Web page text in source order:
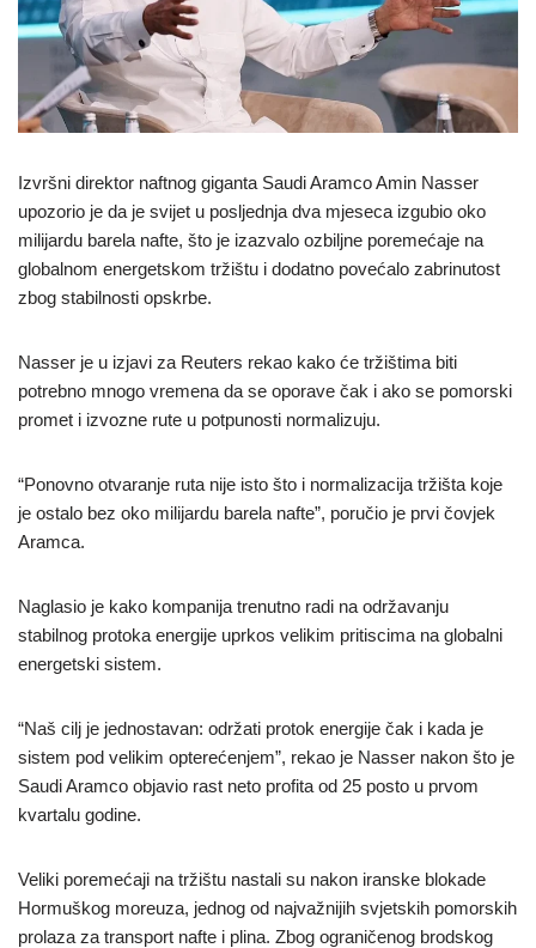
Izvršni direktor naftnog giganta Saudi Aramco Amin Nasser
upozorio je da je svijet u posljednja dva mjeseca izgubio oko
milijardu barela nafte, što je izazvalo ozbiljne poremećaje na
globalnom energetskom tržištu i dodatno povećalo zabrinutost
zbog stabilnosti opskrbe.
Nasser je u izjavi za Reuters rekao kako će tržištima biti
potrebno mnogo vremena da se oporave čak i ako se pomorski
promet i izvozne rute u potpunosti normalizuju.
“Ponovno otvaranje ruta nije isto što i normalizacija tržišta koje
je ostalo bez oko milijardu barela nafte”, poručio je prvi čovjek
Aramca.
Naglasio je kako kompanija trenutno radi na održavanju
stabilnog protoka energije uprkos velikim pritiscima na globalni
energetski sistem.
“Naš cilj je jednostavan: održati protok energije čak i kada je
sistem pod velikim opterećenjem”, rekao je Nasser nakon što je
Saudi Aramco objavio rast neto profita od 25 posto u prvom
kvartalu godine.
Veliki poremećaji na tržištu nastali su nakon iranske blokade
Hormuškog moreuza, jednog od najvažnijih svjetskih pomorskih
prolaza za transport nafte i plina. Zbog ograničenog brodskog